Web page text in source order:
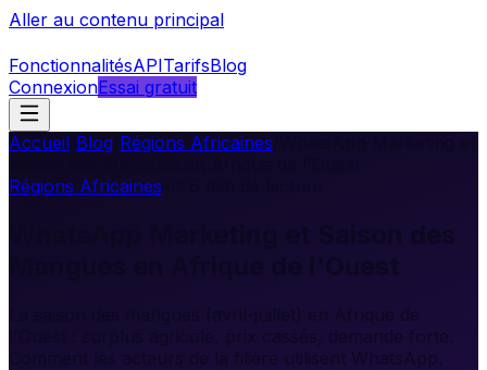
Aller au contenu principal
FonctionnalitésAPITarifsBlog
ConnexionEssai gratuit
Accueil Blog Régions Africaines
Régions Africaines
l'Ouest : surplus agricole, prix cassés, demande forte.
Comment les acteurs de la filière utilisent WhatsApp.